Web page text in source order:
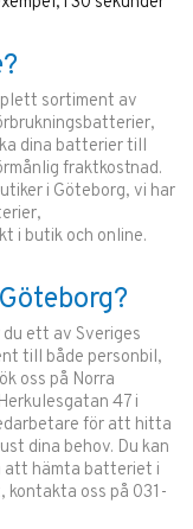
sortiment av
dina batterier till
fraktkostnad.
i Göteborg, vi har
i butik och online.
ett av Sveriges
till både personbil,
oss på Norra
47 i
för att hitta
dina behov. Du kan
att hämta batteriet i
kontakta oss på 031-